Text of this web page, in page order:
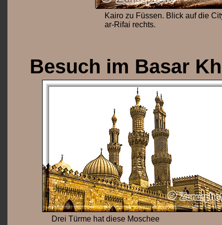
Kairo zu Füssen. Blick auf die
ar-Rifai rechts.
Besuch im Basar
Drei Türme hat diese Moschee